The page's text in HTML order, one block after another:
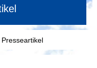
Presseartikel